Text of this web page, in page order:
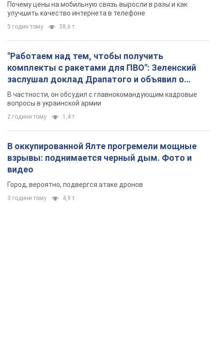
Почему цены на мобильную связь выросли в разы и как
улучшить качество интернета в телефоне
5 годин тому 38,6 т.
"Работаем над тем, чтобы получить
комплекты с ракетами для ПВО": Зеленский
заслушал доклад Драпатого и объявил о
новых мерах
В частности, он обсудил с главнокомандующим кадровые
вопросы в украинской армии
2 години тому 1,4 т.
В оккупированной Ялте прогремели мощные
взрывы: поднимается черный дым. Фото и
видео
Город, вероятно, подвергся атаке дронов
3 години тому 4,9 т.